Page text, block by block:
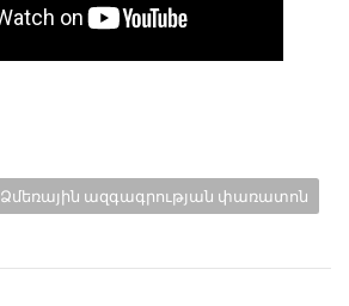
Ձմեռային ազգագրության փառատոն